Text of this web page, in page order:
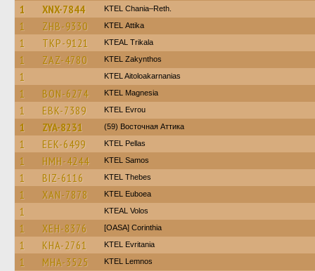
1 XNX-7844 KTEL Chania–Reth.
1 ZHB-9330 KΤΕL Αttika
1 TKP-9121 KTEAL Trikala
1 ZAZ-4780 KTEL Zakynthos
1 KTEL Aitoloakarnanias
1 BON-6274 ΚΤΕL Magnesia
1 EBK-7389 KTEL Evrou
1 ZYA-8231 (59) Восточная Аттика
1 EEK-6499 KTEL Pellas
1 HMH-4244 KTEL Samos
1 BIZ-6116 KTEL Thebes
1 XAN-7878 ΚΤΕL Euboea
1 KTEAL Volos
1 XEH-8376 [OASA] Corinthia
1 KHA-2761 ΚΤΕL Evritania
1 MHA-3525 KTEL Lemnos